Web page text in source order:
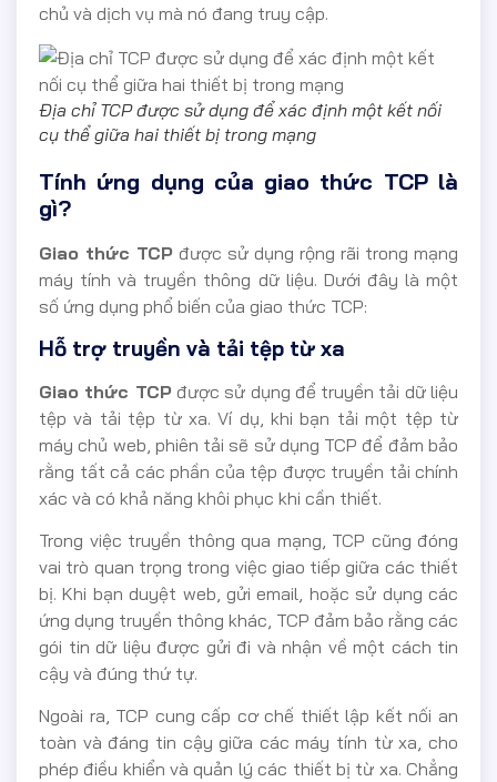
chủ và dịch vụ mà nó đang truy cập.
Địa chỉ TCP được sử dụng để xác định một kết nối
cụ thể giữa hai thiết bị trong mạng
Tính ứng dụng của giao thức TCP là
gì?
Giao thức TCP được sử dụng rộng rãi trong mạng
máy tính và truyền thông dữ liệu. Dưới đây là một
số ứng dụng phổ biến của giao thức TCP:
Hỗ trợ truyền và tải tệp từ xa
Giao thức TCPđược sử dụng để truyền tải dữ liệu
tệp và tải tệp từ xa. Ví dụ, khi bạn tải một tệp từ
máy chủ web, phiên tải sẽ sử dụng TCP để đảm bảo
rằng tất cả các phần của tệp được truyền tải chính
xác và có khả năng khôi phục khi cần thiết.
Trong việc truyền thông qua mạng, TCP cũng đóng
vai trò quan trọng trong việc giao tiếp giữa các thiết
bị. Khi bạn duyệt web, gửi email, hoặc sử dụng các
ứng dụng truyền thông khác, TCP đảm bảo rằng các
gói tin dữ liệu được gửi đi và nhận về một cách tin
cậy và đúng thứ tự.
Ngoài ra, TCP cung cấp cơ chế thiết lập kết nối an
toàn và đáng tin cậy giữa các máy tính từ xa, cho
phép điều khiển và quản lý các thiết bị từ xa. Chẳng